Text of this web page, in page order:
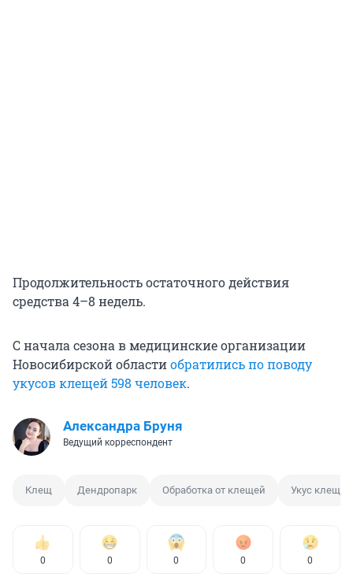
Продолжительность остаточного действия
средства 4–8 недель.
С начала сезона в медицинские организации
Новосибирской областиобратились по поводу
укусов клещей 598 человек.
Александра Бруня
Ведущий корреспондент
Клещ Дендропарк Обработка от клещей Укус клеща
0 0 0 0 0